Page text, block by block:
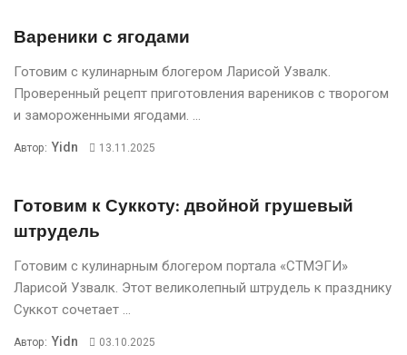
Вареники с ягодами
Готовим с кулинарным блогером Ларисой Узвалк.
Проверенный рецепт приготовления вареников с творогом
и замороженными ягодами. ...
Автор: Yidn 13.11.2025
Готовим к Суккоту: двойной грушевый
штрудель
Готовим с кулинарным блогером портала «СТМЭГИ»
Ларисой Узвалк. Этот великолепный штрудель к празднику
Суккот сочетает ...
Автор: Yidn 03.10.2025